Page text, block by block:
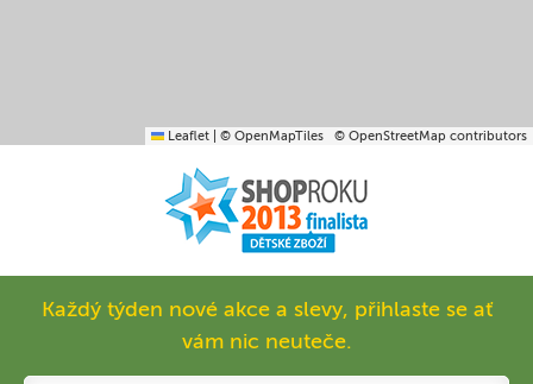
Leaflet © OpenMapTiles © OpenStreetMap contributors
Každý týden nové akce a slevy, přihlaste se ať
vám nic neuteče.